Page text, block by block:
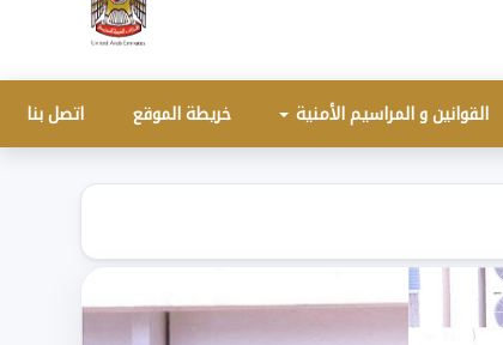
القوانين و المراسيم الأمنية خريطة الموقع اتصل بنا